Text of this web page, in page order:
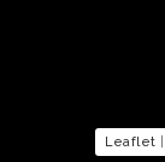
Leaflet